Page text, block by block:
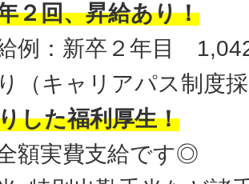
２回、昇給あり！
給例：新卒２年目
（キャリアパス制度
した福利厚生！
額実費支給です◎